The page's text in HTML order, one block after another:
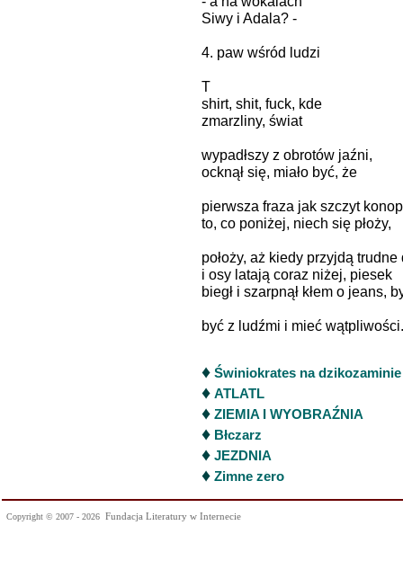
Siwy i Adala? -
4. paw wśród ludzi
T
shirt, shit, fuck, kde
zmarzliny, świat
wypadłszy z obrotów jaźni,
ocknął się, miało być, że
pierwsza fraza jak szczyt
to, co poniżej, niech się płoży,
położy, aż kiedy przyjdą trudne
i osy latają coraz niżej, piesek
biegł i szarpnął kłem o jeans,
być z ludźmi i mieć wątpliwości.
♦ Świniokrates na dzikozaminie
♦ ATLATL
♦ ZIEMIA I WYOBRAŹNIA
♦ Błczarz
♦ JEZDNIA
♦ Zimne zero
Copyright © 2007 - 2026 Fundacja Literatury w Internecie